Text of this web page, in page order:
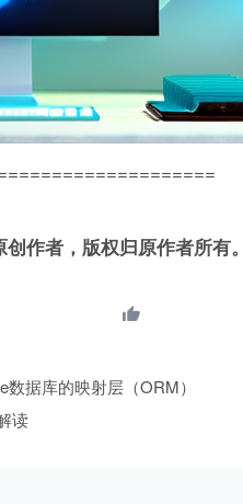
作者，版权归原作者所有
据库的映射层（ORM）
读